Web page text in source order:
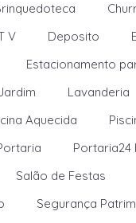
V
Deposito
Estacionamento
Lavanderia
Aquecida
Portaria24
Salão de Festas
Segurança